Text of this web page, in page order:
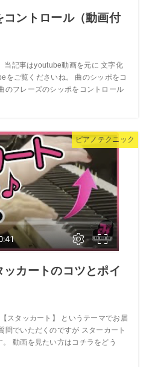
コントロール（動画付
記事はyoutube動画を元に 文字化
をご覧くださいね。 曲のシッポをコ
のフレーズのシッポをコントロール
ピアノテクニック
カートのコツとポイ
スタッカート】 というテーマでお届
問でいただくのですが スターカート
動画を見たい方はコチラをどう